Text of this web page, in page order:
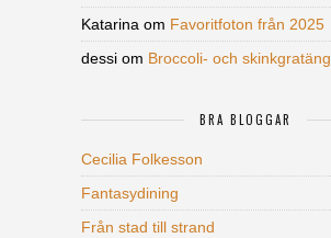
Katarina om Favoritfoton från 2025
dessi om Broccoli- och skinkgratäng
BRA BLOGGAR
Cecilia Folkesson
Fantasydining
Från stad till strand